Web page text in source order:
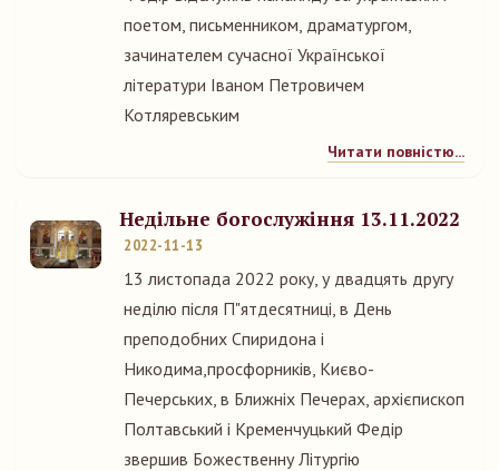
поетом, письменником, драматургом,
зачинателем сучасної Української
літератури Іваном Петровичем
Котляревським
Читати повністю...
Недільне богослужіння 13.11.2022
2022-11-13
13 листопада 2022 року, у двадцять другу
неділю після П"ятдесятниці, в День
преподобних Спиридона і
Никодима,просфорників, Києво-
Печерських, в Ближніх Печерах, архієпископ
Полтавський і Кременчуцький Федір
звершив Божественну Літургію